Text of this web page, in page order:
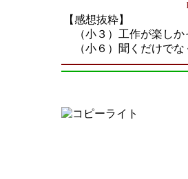
【感想抜粋】
（小３）工作が楽しか
（小６）聞くだけでな